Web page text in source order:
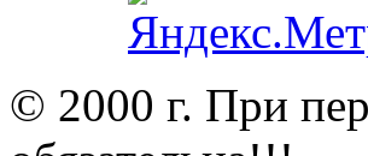
© 2000 г. При